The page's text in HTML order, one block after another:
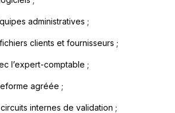
administratives ;
clients et fournisseurs ;
l’expert-comptable ;
agréée ;
internes de validation ;